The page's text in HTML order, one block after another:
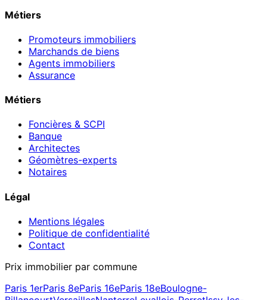
Métiers
Promoteurs immobiliers
Marchands de biens
Agents immobiliers
Assurance
Métiers
Foncières & SCPI
Banque
Architectes
Géomètres-experts
Notaires
Légal
Mentions légales
Politique de confidentialité
Contact
Prix immobilier par commune
Paris 1erParis 8eParis 16eParis 18eBoulogne-